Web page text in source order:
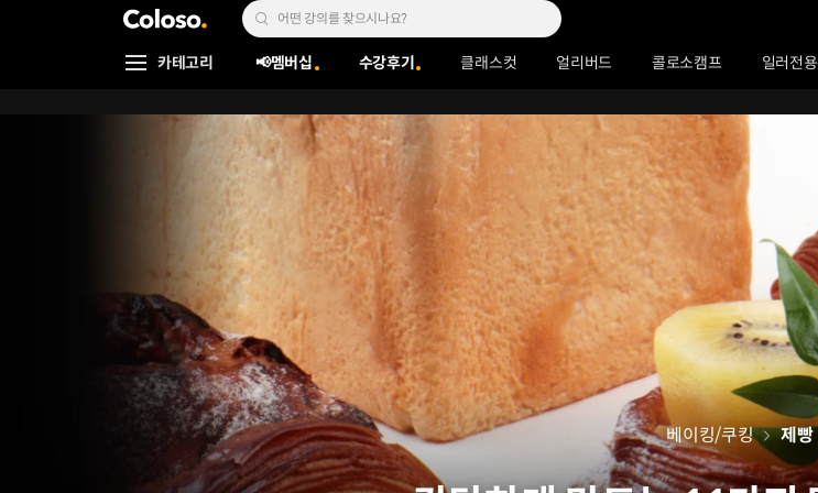
콜로소
Search Input
Coloso Menu
카테고리 📢멤버십 수강후기 클래스컷 얼리버드 콜로소캠프 일러전
베이킹/쿠킹 제빵